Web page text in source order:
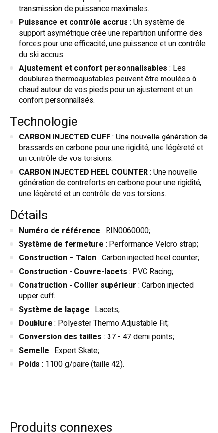
transmission de puissance maximales.
Puissance et contrôle accrus : Un système de
support asymétrique crée une répartition uniforme des
forces pour une efficacité, une puissance et un contrôle
du ski accrus.
Ajustement et confort personnalisables : Les
doublures thermoajustables peuvent être moulées à
chaud autour de vos pieds pour un ajustement et un
confort personnalisés.
Technologie
CARBON INJECTED CUFF: Une nouvelle génération de
brassards en carbone pour une rigidité, une légèreté et
un contrôle de vos torsions.
CARBON INJECTED HEEL COUNTER: Une nouvelle
génération de contreforts en carbone pour une rigidité,
une légèreté et un contrôle de vos torsions.
Détails
Numéro de référence : RIN0060000;
Système de fermeture : Performance Velcro strap;
Construction – Talon: Carbon injected heel counter;
Construction - Couvre-lacets : PVC Racing;
Construction - Collier supérieur : Carbon injected
upper cuff;
Système de laçage : Lacets;
Doublure : Polyester Thermo Adjustable Fit;
Conversion des tailles : 37 - 47 demi points;
Semelle : Expert Skate;
Poids : 1100 g/paire (taille 42).
Produits connexes